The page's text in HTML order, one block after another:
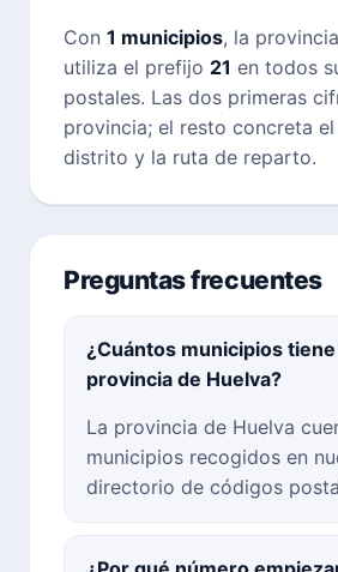
Con 1 municipios, la
utiliza el prefijo 21 en todos
postales. Las dos primeras
provincia; el resto concreta
distrito y la ruta de reparto.
Preguntas frecuentes
¿Cuántos municipios tiene
provincia de Huelva?
La provincia de Huelva
municipios recogidos en
directorio de códigos